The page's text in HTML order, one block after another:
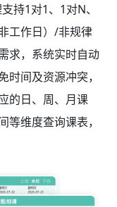
持1对1、1对N、
工作日）/非规律
求，系统实时自动
间及资源冲突，
的日、周、月课
维度查询课表，